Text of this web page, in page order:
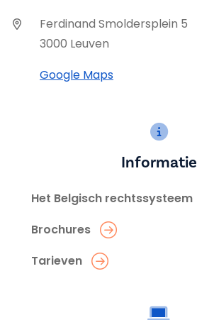
Ferdinand Smoldersplein 5
3000 Leuven
Google Maps
Informatie
Het Belgisch rechtssysteem
Brochures
Tarieven